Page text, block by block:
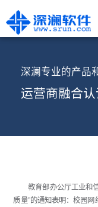
深澜专业的产品
运营商融合
教育部办公厅工业和
质量”的通知表明：校园